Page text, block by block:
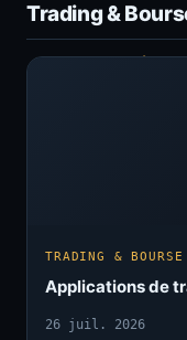
Trading &
TRADING & BOURSE
Applications de
26 juil. 2026